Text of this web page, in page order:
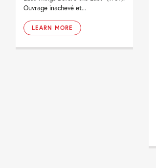
Ouvrage inachevé et...
LEARN MORE